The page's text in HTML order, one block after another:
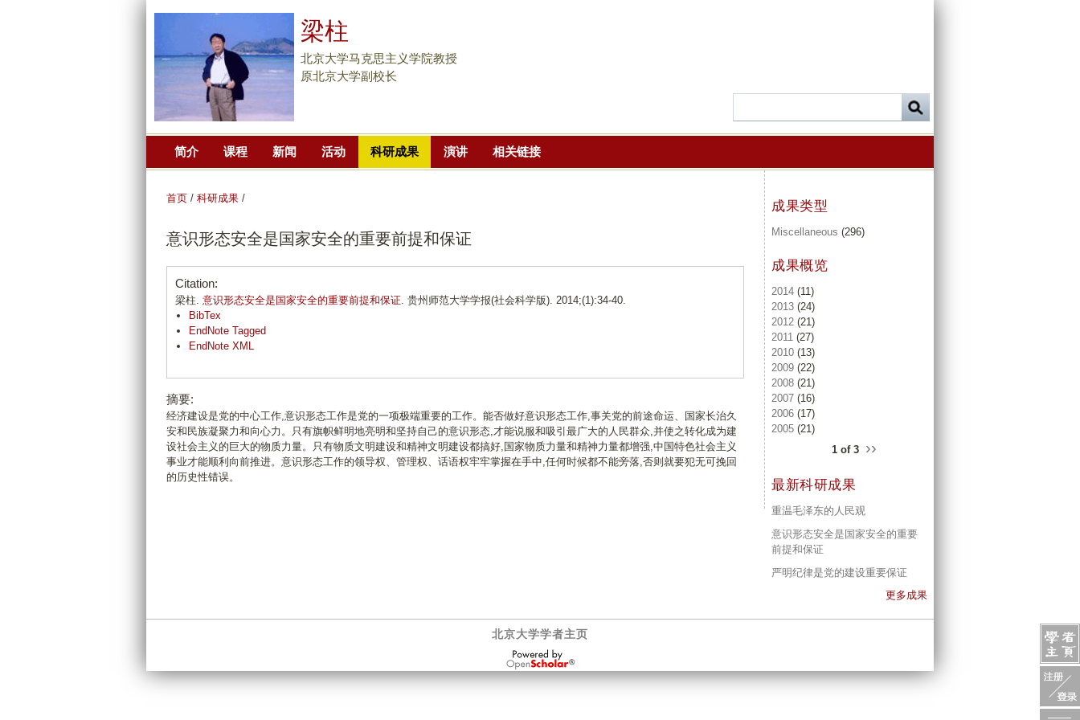
主
梁柱
北京大学马克思主义学院教授
原北京大学副校长
简介 课程 新闻 活动 科研成果 演讲 相关链接
首页 / 科研成果 /
意识形态安全是国家安全的重要前提和保证
Citation:
梁柱. 意识形态安全是国家安全的重要前提和保证. 贵州师范大学学报(社会科学版). 2014;(1):34-40.
BibTex
EndNote Tagged
EndNote XML
摘要:
经济建设是党的中心工作,意识形态工作是党的一项极端重要的工作。能否做好意识形态工作,事关党的前途命运、国家长治久
安和民族凝聚力和向心力。只有旗帜鲜明地亮明和坚持自己的意识形态,才能说服和吸引最广大的人民群众,并使之转化成为建
设社会主义的巨大的物质力量。只有物质文明建设和精神文明建设都搞好,国家物质力量和精神力量都增强,中国特色社会主义
事业才能顺利向前推进。意识形态工作的领导权、管理权、话语权牢牢掌握在手中,任何时候都不能旁落,否则就要犯无可挽回
的历史性错误。
成果类型
Miscellaneous (296)
成果概览
2014 (11)
2013 (24)
2012 (21)
2011 (27)
2010 (13)
2009 (22)
2008 (21)
2007 (16)
2006 (17)
2005 (21)
1 of 3 ››
最新科研成果
重温毛泽东的人民观
意识形态安全是国家安全的重要
前提和保证
严明纪律是党的建设重要保证
更多成果
北京大学学者主页
OpenScholar